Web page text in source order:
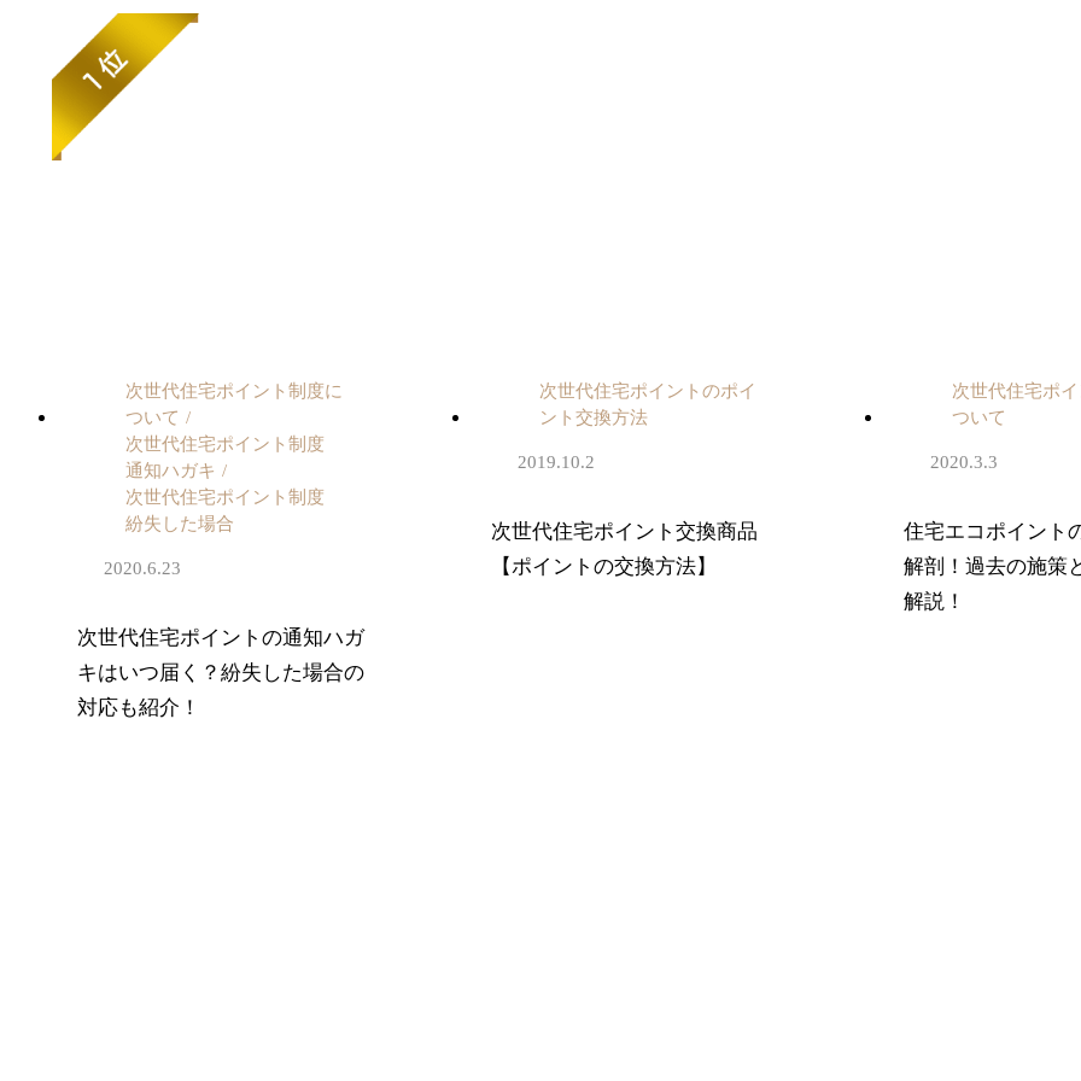
次世代住宅ポイント制度に
ついて
次世代住宅ポイント制度
通知ハガキ
次世代住宅ポイント制度
紛失した場合
2020.6.23
次世代住宅ポイントの通知ハガ
キはいつ届く？紛失した場合の
対応も紹介！
次世代住宅ポイントのポイ
ント交換方法
2019.10.2
次世代住宅ポイント交換商品
【ポイントの交換方法】
次世代住宅ポ
ついて
2020.3.3
住宅エコポイント
解剖！過去の施策
解説！